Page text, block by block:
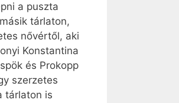
a puszta
tárlaton,
nővértől, aki
Konstantina
és Prokopp
szerzetes
tárlaton is